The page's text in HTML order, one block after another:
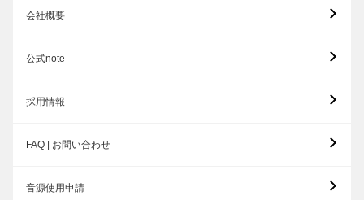
会社概要
公式note
採用情報
FAQ | お問い合わせ
音源使用申請